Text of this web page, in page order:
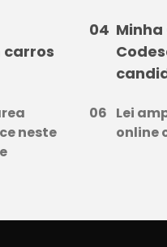
Minha
neste
Lei
online